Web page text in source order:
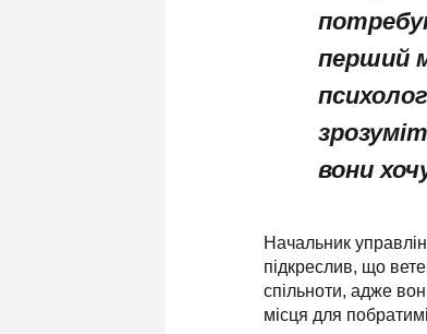
перший
вони
Начальник
підкреслив, що
спільноти, адже
місця для